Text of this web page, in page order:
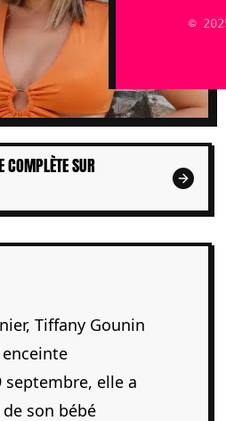
©
COMPLÈTE SUR
Tiffany Gounin
septembre, elle a
son bébé